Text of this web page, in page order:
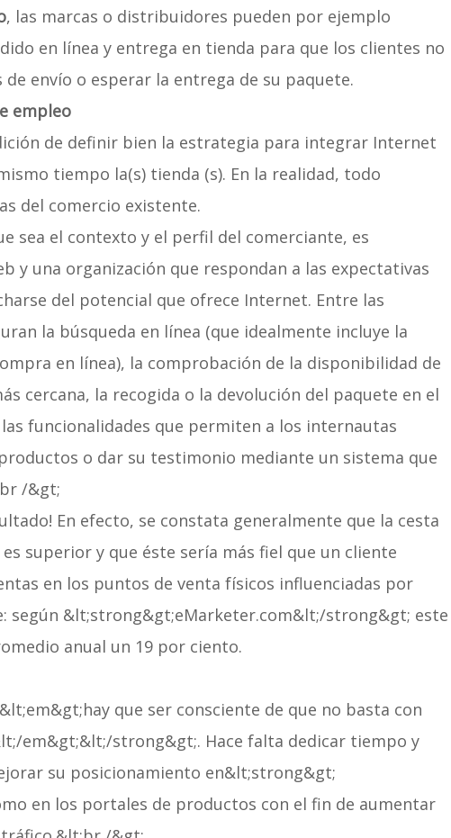
, las marcas o distribuidores pueden por ejemplo
en línea y entrega en tienda para que los clientes no
envío o esperar la entrega de su paquete.
empleo
de definir bien la estrategia para integrar Internet
tiempo la(s) tienda (s). En la realidad, todo
del comercio existente.
sea el contexto y el perfil del comerciante, es
y una organización que respondan a las expectativas
del potencial que ofrece Internet. Entre las
la búsqueda en línea (que idealmente incluye la
en línea), la comprobación de la disponibilidad de
cercana, la recogida o la devolución del paquete en el
funcionalidades que permiten a los internautas
o dar su testimonio mediante un sistema que
/&gt;
En efecto, se constata generalmente que la cesta
superior y que éste sería más fiel que un cliente
en los puntos de venta físicos influenciadas por
según &lt;strong&gt;eMarketer.com&lt;/strong&gt; este
anual un 19 por ciento.
que ser consciente de que no basta con
em&gt;&lt;/strong&gt;. Hace falta dedicar tiempo y
su posicionamiento en&lt;strong&gt;
en los portales de productos con el fin de aumentar